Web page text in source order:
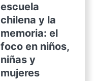
escuela
chilena y la
memoria: el
foco en niños,
niñas y
mujeres